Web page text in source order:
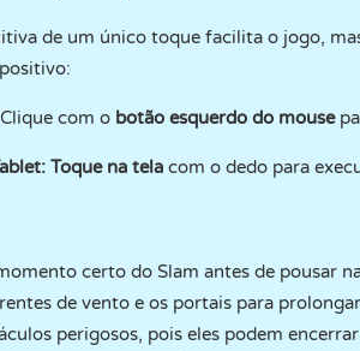
de um único toque facilita o jogo,
Clique com o botão esquerdo do mouse
Toque na tela com o dedo para
certo do Slam antes de pousar
de vento e os portais para
perigosos, pois eles podem